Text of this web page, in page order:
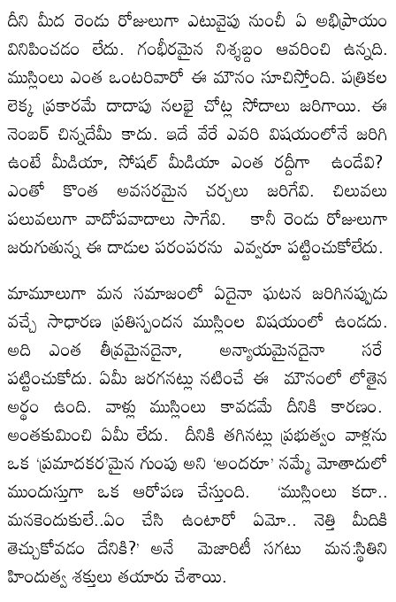
దీని మీద రెండు రోజులుగా ఎటువైపు నుంచీ ఏ అభిప్రాయం
వినిపించడం లేదు. గంభీరమైన నిశ్శబ్దం ఆవరించి ఉన్నది.
ముస్లింలు ఎంత ఒంటరివారో ఈ మౌనం సూచిస్తోంది. పత్రికల
లెక్క ప్రకారమే దాదాపు నలభై చోట్ల సోదాలు జరిగాయి. ఈ
నెంబర్‌ చిన్నదేమీ కాదు. ఇదే వేరే ఎవరి విషయంలోనే జరిగి
ఉంటే మీడియా, సోషల్‌ మీడియా ఎంత రద్దీగా ఉండేవి?
ఎంతో కొంత అవసరమైన చర్చలు జరిగేవి. చిలువలు
పలువలుగా వాదోపవాదాలు సాగేవి. కానీ రెండు రోజులుగా
జరుగుతున్న ఈ దాడుల పరంపరను ఎవ్వరూ పట్టించుకోలేదు.
మామూలుగా మన సమాజంలో ఏదైనా ఘటన జరిగినప్పుడు
వచ్చే సాధారణ ప్రతిస్పందన ముస్లింల విషయంలో ఉండదు.
అది ఎంత తీవ్రమైనదైనా, అన్యాయమైనదైనా సరే
పట్టించుకోదు. ఏమీ జరగనట్లు నటించే ఈ మౌనంలో లోతైన
అర్థం ఉంది. వాళ్లు ముస్లింలు కావడమే దీనికి కారణం.
అంతకుమించి ఏమీ లేదు. దీనికి తగినట్లు ప్రభుత్వం వాళ్లను
ఒక ‘ప్రమాదకర’మైన గుంపు అని ‘అందరూ’ నమ్మే మోతాదులో
ముందుస్తుగా ఒక ఆరోపణ చేస్తుంది. ‘ముస్లింలు కదా..
మనకెందుకులే..ఏం చేసి ఉంటారో ఏమో.. నెత్తి మీదికి
తెచ్చుకోవడం దేనికి?’ అనే మెజారిటీ సగటు మన:స్థితిని
హిందుత్వ శక్తులు తయారు చేశాయి.